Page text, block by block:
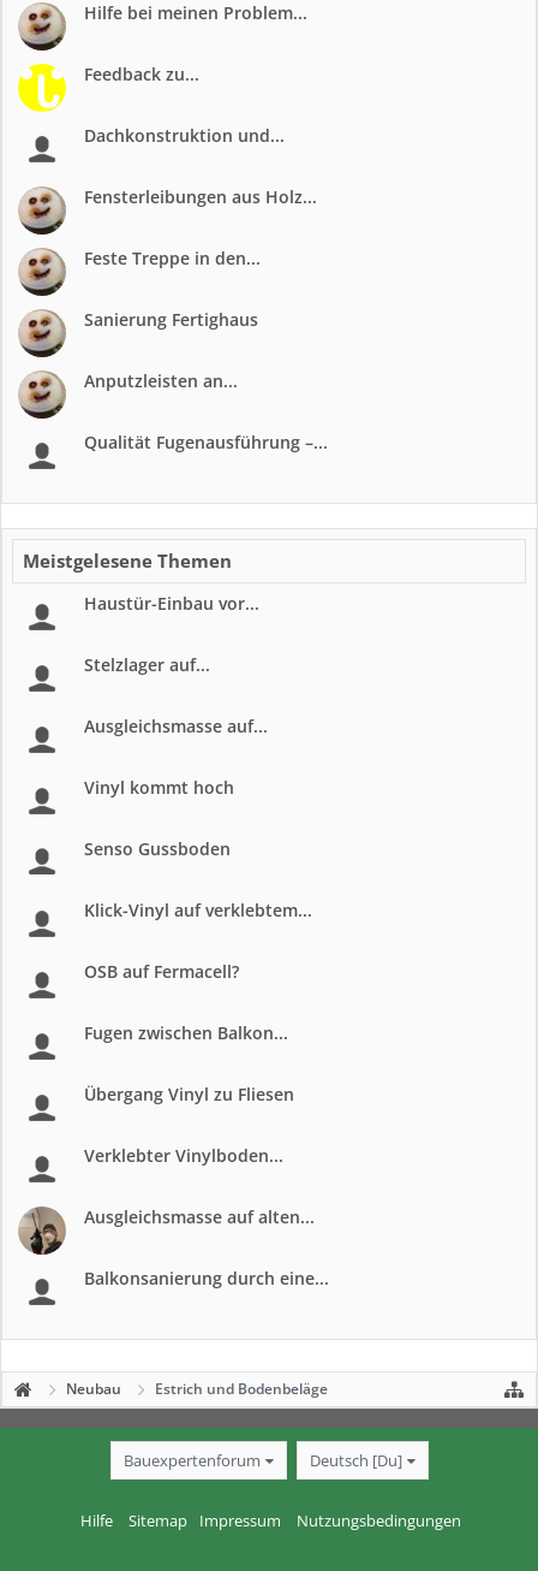
Hilfe bei meinen Problem...
Feedback zu...
Dachkonstruktion und...
Fensterleibungen aus Holz...
Feste Treppe in den...
Sanierung Fertighaus
Anputzleisten an...
Qualität Fugenausführung –...
Meistgelesene Themen
Haustür-Einbau vor...
Stelzlager auf...
Ausgleichsmasse auf...
Vinyl kommt hoch
Senso Gussboden
Klick-Vinyl auf verklebtem...
OSB auf Fermacell?
Fugen zwischen Balkon...
Übergang Vinyl zu Fliesen
Verklebter Vinylboden...
Ausgleichsmasse auf alten...
Balkonsanierung durch eine...
Neubau Estrich und Bodenbeläge
Bauexpertenforum Deutsch [Du]
Hilfe Sitemap Impressum Nutzungsbedingungen